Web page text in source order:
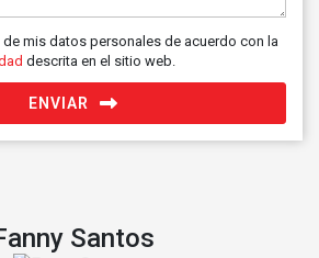
mis datos personales de acuerdo con la
descrita en el sitio web.
ENVIAR
Santos